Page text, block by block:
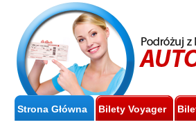
Strona Główna Bilety Voyager